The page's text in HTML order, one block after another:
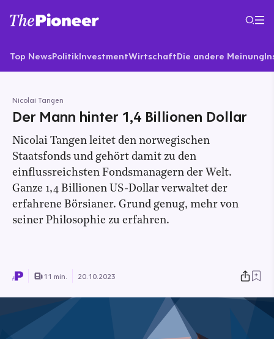
Top NewsPolitikInvestmentWirtschaftDie andere Meinung
Nicolai Tangen
Der Mann hinter 1,4 Billionen Dollar
Nicolai Tangen leitet den norwegischen
Staatsfonds und gehört damit zu den
einflussreichsten Fondsmanagern der Welt.
Ganze 1,4 Billionen US-Dollar verwaltet der
erfahrene Börsianer. Grund genug, mehr von
seiner Philosophie zu erfahren.
11 min. 20.10.2023